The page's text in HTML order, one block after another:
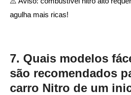
agulha mais ricas!
7. Quais modelos
são recomendados
carro Nitro de um